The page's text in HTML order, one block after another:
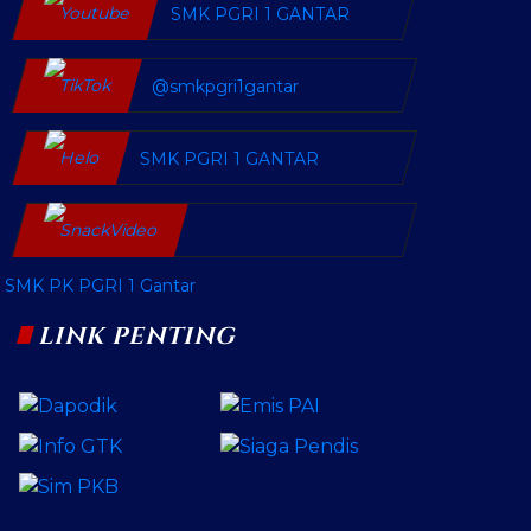
SMK PGRI 1 GANTAR
@smkpgri1gantar
SMK PGRI 1 GANTAR
SMK PK PGRI 1 Gantar
LINK PENTING